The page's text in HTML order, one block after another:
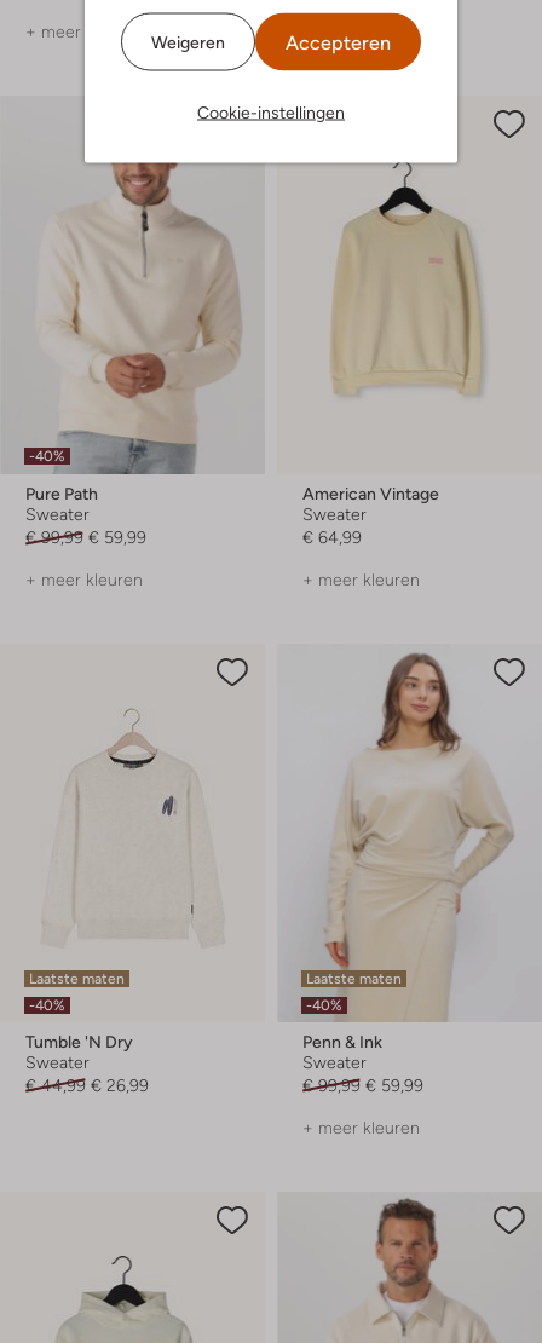
Weigeren Accepteren
Cookie-instellingen
+ meer kleuren + meer kleuren
-40%
Pure Path
Sweater
€ 99,99 € 59,99
+ meer kleuren
American Vintage
Sweater
€ 64,99
+ meer kleuren
Laatste maten
-40%
Tumble 'n Dry
Sweater
€ 44,99 € 26,99
Laatste maten
-40%
Penn & Ink
Sweater
€ 99,99 € 59,99
+ meer kleuren